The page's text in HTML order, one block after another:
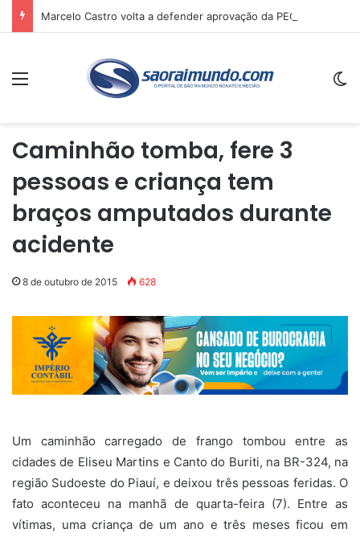
Menu
Caminhão tomba, fere 3
pessoas e criança tem
braços amputados durante
acidente
8 de outubro de 2015 628
Um caminhão carregado de frango tombou entre as
cidades de Eliseu Martins e Canto do Buriti, na BR-324, na
região Sudoeste do Piauí, e deixou três pessoas feridas. O
fato aconteceu na manhã de quarta-feira (7). Entre as
vítimas, uma criança de um ano e três meses ficou em